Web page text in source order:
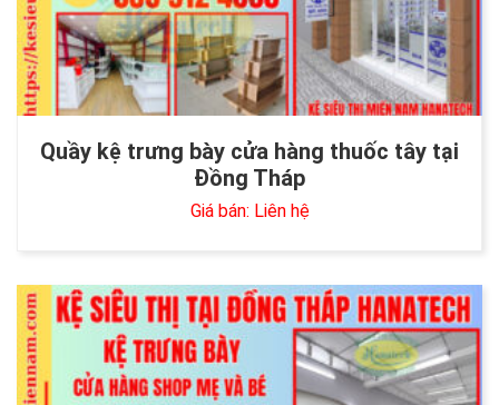
Quầy kệ trưng bày cửa hàng thuốc tây tại
Đồng Tháp
Giá bán: Liên hệ